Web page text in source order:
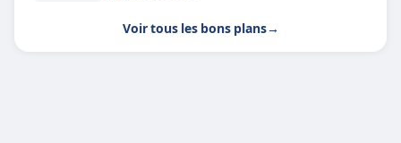
Voir tous les bons plans→